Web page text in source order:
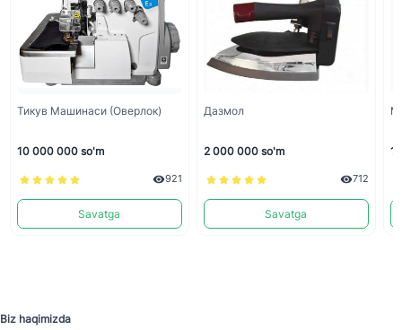
Тикув Машинаси (оверлок)
10 000 000 so'm
921
Savatga
Дазмол
2 000 000 so'm
712
Savatga
Biz haqimizda